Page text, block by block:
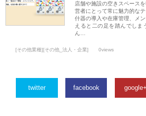
店舗や施設の空きスペース
営者にとって常に魅力的な
什器の導入や在庫管理、メ
えると二の足を踏んでしま
ん…
[その他業種][その他_法人・企業] 0views
twitter facebook google+